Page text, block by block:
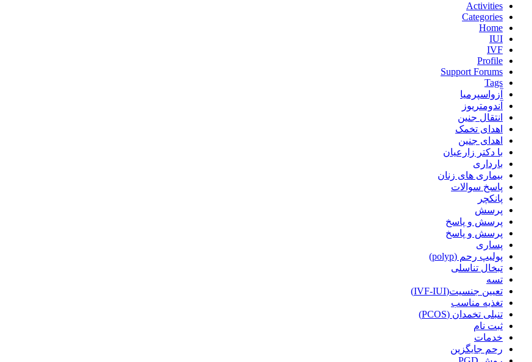
Activities
Categories
Home
IUI
IVF
Profile
Support Forums
Tags
آزواسپرمیا
آندومتریوز
انتقال جنین
اهدای تخمک
اهدای جنین
با دکتر زارعیان
بارداری
بیماری های زنان
پاسخ سوالات
پانکچر
پرسش
پرسش و پاسخ
پرسش و پاسخ
پساری
پولیپ رحم (polyp)
تبخال تناسلی
تسه
تعیین جنسیت(IVF-IUI)
تغذیه مناسب
تنبلی تخمدان (PCOS)
ثبت نام
خدمات
رحم جایگزین